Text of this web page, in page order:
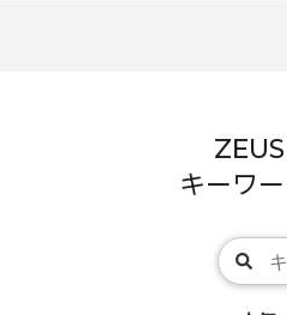
キーワ